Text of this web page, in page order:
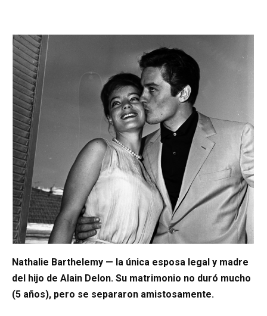
Nathalie Barthelemy — la única esposa legal y madre
del hijo de Alain Delon. Su matrimonio no duró mucho
(5 años), pero se separaron amistosamente.